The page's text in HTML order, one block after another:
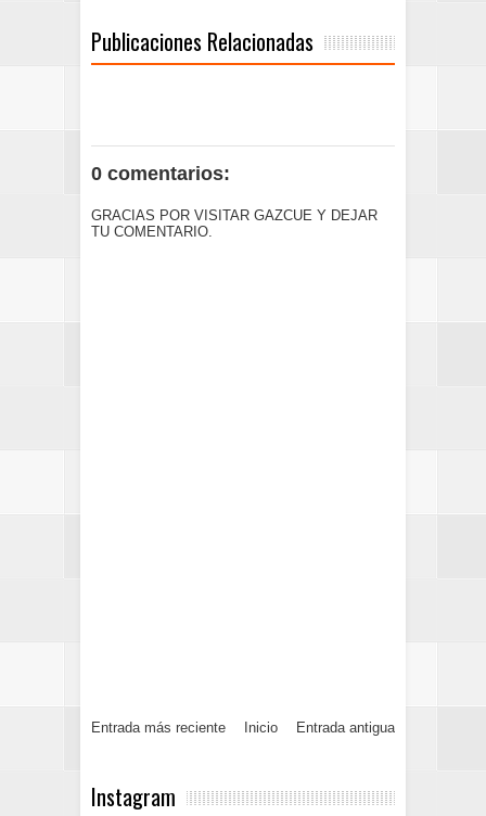
Publicaciones Relacionadas
0 comentarios:
GRACIAS POR VISITAR GAZCUE Y DEJAR
TU COMENTARIO.
Entrada más reciente Entrada antigua
Inicio
Instagram